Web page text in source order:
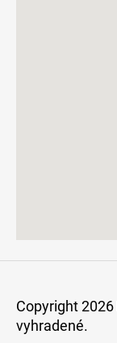
Copyright 2026
vyhradené.